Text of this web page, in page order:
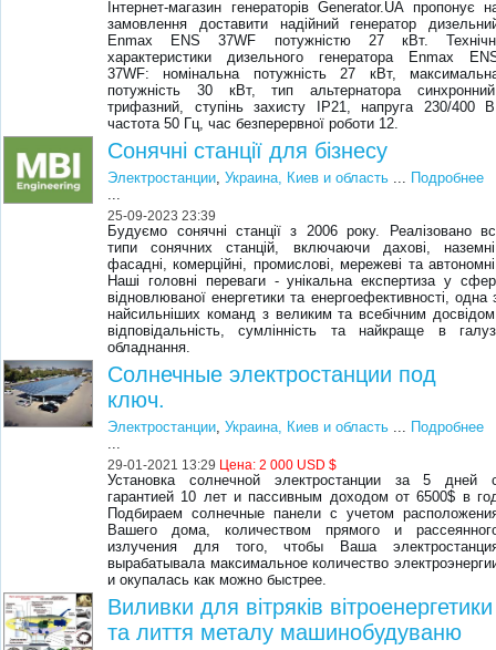
Інтернет-магазин генераторів Generator.UA пропонує
замовлення доставити надійний генератор
Enmax ENS 37WF потужністю 27 кВт.
характеристики дизельного генератора Enmax
37WF: номінальна потужність 27 кВт,
потужність 30 кВт, тип альтернатора
трифазний, ступінь захисту IP21, напруга 230/400
частота 50 Гц, час безперервної роботи 12.
Сонячні станції для бізнесу
Электростанции,Украина, Киев и область ... Подробнее
...
25-09-2023 23:39
Будуємо сонячні станції з 2006 року. Реалізовано
типи сонячних станцій, включаючи дахові,
фасадні, комерційні, промислові, мережеві та
Наші головні переваги - унікальна експертиза у
відновлюваної енергетики та енергоефективності, одна
найсильніших команд з великим та всебічним
відповідальність, сумлінність та найкраще в
обладнання.
Солнечные электростанции под
ключ.
Электростанции,Украина, Киев и область ... Подробнее
...
29-01-2021 13:29 Цена:2 000 USD $
Установка солнечной электростанции за 5 дней
гарантией 10 лет и пассивным доходом от 6500$ в
Подбираем солнечные панели с учетом
Вашего дома, количеством прямого и
излучения для того, чтобы Ваша
вырабатывала максимальное количество
и окупалась как можно быстрее.
Виливки для вітряків вітроенергетики
та лиття металу машинобудуваню